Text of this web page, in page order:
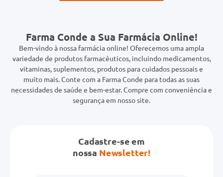
Farma Conde a Sua Farmácia Online!
Bem-vindo à nossa farmácia online! Oferecemos uma ampla
variedade de produtos farmacêuticos, incluindo medicamentos,
vitaminas, suplementos, produtos para cuidados pessoais e
muito mais. Conte com a Farma Conde para todas as suas
necessidades de saúde e bem-estar. Compre com conveniência e
segurança em nosso site.
Cadastre-se em
nossa Newsletter!